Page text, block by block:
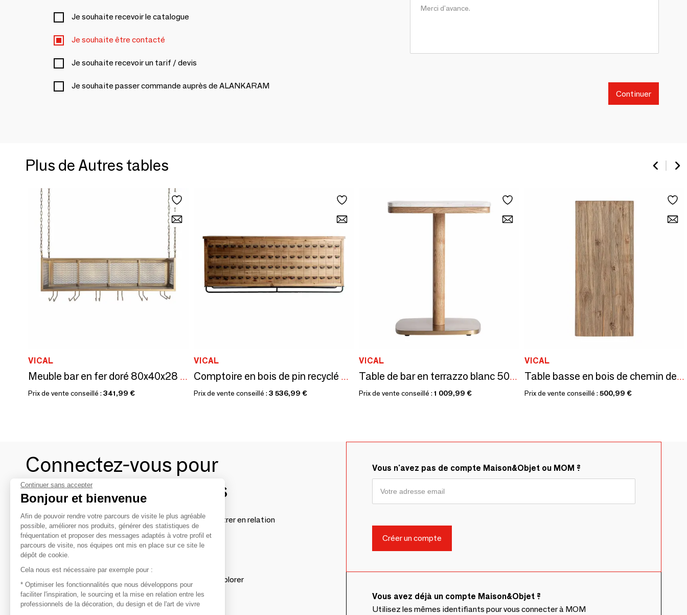
Je souhaite recevoir le catalogue
Je souhaite être contacté
Je souhaite recevoir un tarif / devis
Je souhaite passer commande auprès de ALANKARAM
Continuer
Plus de Autres tables
VICAL
Meuble bar en fer doré 80x40x28 cm
Prix de vente conseillé : 341,99 €
VICAL
Comptoire en bois de pin recyclé marron 250x73x103 cm
Prix de vente conseillé : 3 536,99 €
VICAL
Table de bar en terrazzo blanc 50x50x66 cm
Prix de vente conseillé : 1 009,99 €
VICAL
Table basse en bois de chemin de fer marron 35x35x81 cm
Prix de vente conseillé : 500,99 €
Connectez-vous pour
contacter les marques
Afin de profiter au mieux de l'expérience MOM et de rentrer en relation
avec vos marques préférées, créez-vous un compte.
Découvrir
Les produits de milliers de fournisseurs à explorer
S'inspirer
Vous n'avez pas de compte Maison&Objet ou MOM ?
Vous avez déjà un compte Maison&Objet ?
Utilisez les mêmes identifiants pour vous connecter à MOM
Continuer sans accepter
Bonjour et bienvenue
Afin de pouvoir rendre votre parcours de visite le plus agréable
possible, améliorer nos produits, générer des statistiques de
fréquentation et proposer des messages adaptés à votre profil et
parcours de visite, nos équipes ont mis en place sur ce site le
dépôt de cookie.
Cela nous est nécessaire par exemple pour :
* Optimiser les fonctionnalités que nous développons pour
faciliter l'inspiration, le sourcing et la mise en relation entre les
professionnels de la décoration, du design et de l'art de vivre